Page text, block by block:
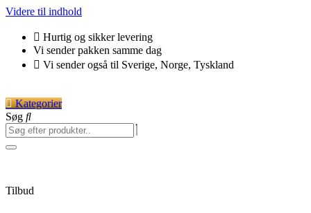
Videre til indhold
Hurtig og sikker levering
Vi sender pakken samme dag
Vi sender også til Sverige, Norge, Tyskland
Kategorier
Søg
Tilbud